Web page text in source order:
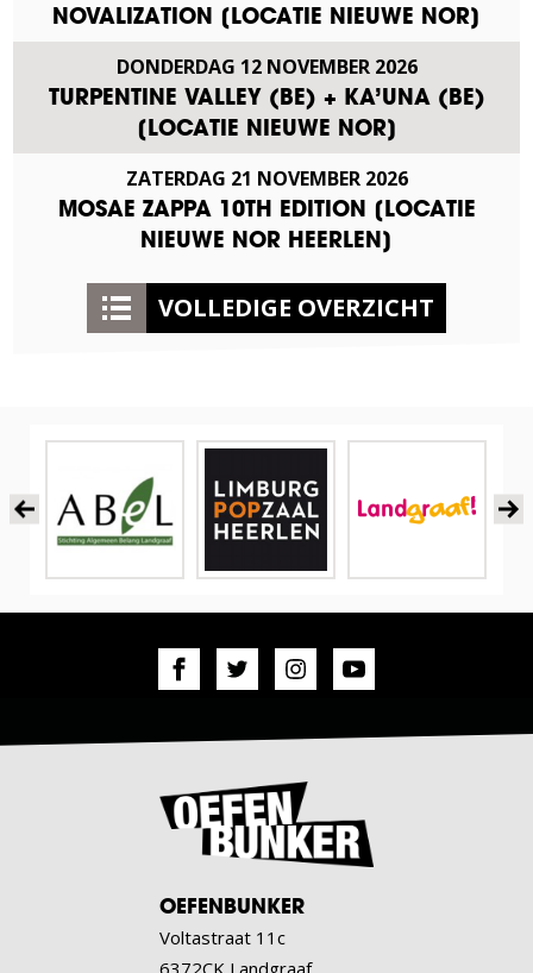
NOVALIZATION [LOCATIE NIEUWE NOR]
DONDERDAG 12 NOVEMBER 2026
TURPENTINE VALLEY (BE) + KA’UNA (BE)
[LOCATIE NIEUWE NOR]
ZATERDAG 21 NOVEMBER 2026
MOSAE ZAPPA 10TH EDITION [LOCATIE
NIEUWE NOR HEERLEN]
VOLLEDIGE OVERZICHT
OEFENBUNKER
Voltastraat 11c
6372CK Landgraaf